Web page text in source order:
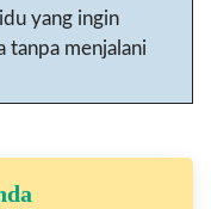
yang ingin
tanpa menjalani